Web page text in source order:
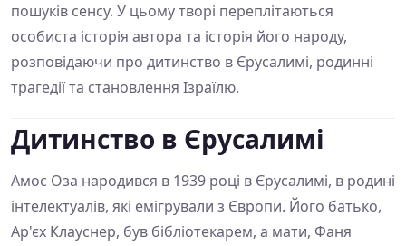
пошуків сенсу. У цьому творі переплітаються
особиста історія автора та історія його народу,
розповідаючи про дитинство в Єрусалимі, родинні
трагедії та становлення Ізраїлю.
Дитинство в Єрусалимі
Амос Оза народився в 1939 році в Єрусалимі, в родині
інтелектуалів, які емігрували з Європи. Його батько,
Ар'єх Клауснер, був бібліотекарем, а мати, Фаня